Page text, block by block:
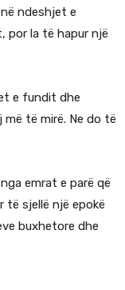
ndeshjet e
por la të hapur një
e fundit dhe
të mirë. Ne do të
emrat e parë që
të sjellë një epokë
buxhetore dhe